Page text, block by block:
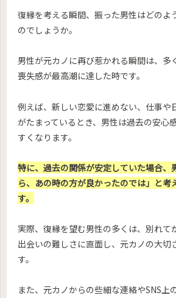
復縁を考える瞬間、振った男性はどのよ
のでしょうか。
男性が元カノに再び惹かれる瞬間は、多
喪失感が最高潮に達した時です。
例えば、新しい恋愛に進めない、仕事や
がたまっているとき、男性は過去の安心
すくなります。
特に、過去の関係が安定していた場合、
ら、あの時の方が良かったのでは」と考
す。
実際、復縁を望む男性の多くは、別れて
出会いの難しさに直面し、元カノの大切
す。
また、元カノからの些細な連絡やSNS上